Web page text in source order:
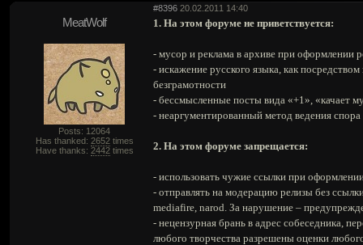
#8396 20.02.2011 14:40
MeatWolf
Posts: 12064
Has thanked: 2652times
Have thanks: 2442times
1. На этом форуме не приветствуется:
- мусор и реклама в архиве при оформлении
- искажение русского языка, как
безграмотности
- бессмысленные посты вида «+1», «качает
- неаргументированный метод ведения спора
2. На этом форуме запрещается:
- использовать чужие ссылки при
- отправлять на модерацию релизы без
mediafire, narod. За нарушение –
- нецензурная брань в адрес собеседника,
любого творчества разрешены оценки